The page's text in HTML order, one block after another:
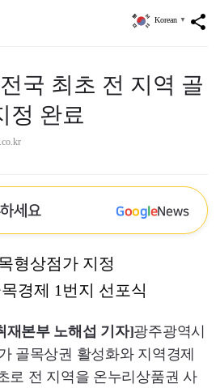
share
Korean ▼
국 최초 전 지역 골
정 완료
세요 GoogleNews
형상점가 지정
경제 1번지 선포식
재본부 노해섭 기자]광주광역시
골목상권 활성화와 지역경제
로 전 지역을 온누리상품권 사